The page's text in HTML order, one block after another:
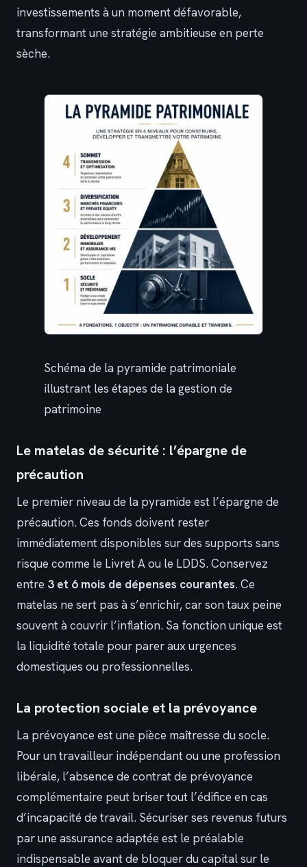
investissements à un moment défavorable,
transformant une stratégie ambitieuse en perte
sèche.
Schéma de la pyramide patrimoniale
illustrant les étapes de la gestion de
patrimoine
Le matelas de sécurité : l’épargne de
précaution
Le premier niveau de la pyramide est l’épargne de
précaution. Ces fonds doivent rester
immédiatement disponibles sur des supports sans
risque comme le Livret A ou le LDDS. Conservez
entre 3 et 6 mois de dépenses courantes. Ce
matelas ne sert pas à s’enrichir, car son taux peine
souvent à couvrir l’inflation. Sa fonction unique est
la liquidité totale pour parer aux urgences
domestiques ou professionnelles.
La protection sociale et la prévoyance
La prévoyance est une pièce maîtresse du socle.
Pour un travailleur indépendant ou une profession
libérale, l’absence de contrat de prévoyance
complémentaire peut briser tout l’édifice en cas
d’incapacité de travail. Sécuriser ses revenus futurs
par une assurance adaptée est le préalable
indispensable avant de bloquer du capital sur le